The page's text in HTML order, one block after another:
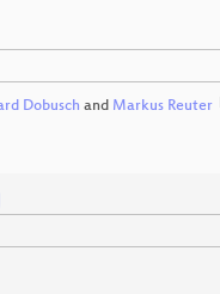
Dobusch and Markus Reuter